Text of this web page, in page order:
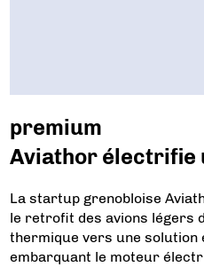
premium
Aviathor électrifie
La startup grenobloise
le retrofit des avions légers
thermique vers une solution
embarquant le moteur